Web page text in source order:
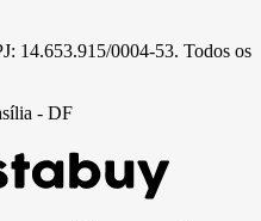
14.653.915/0004-53. Todos os
- DF